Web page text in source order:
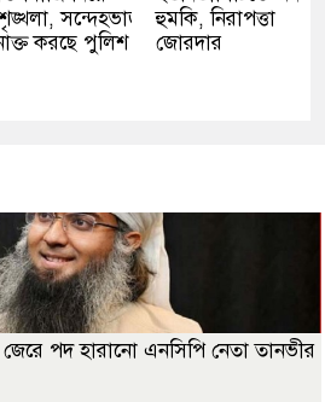
সন্দেহভাজনদের
করছে পুলিশ
হুমকি, নিরাপত্তা
জোরদার
জেরে পদ হারানো এনসিপি নেতা তানভীর